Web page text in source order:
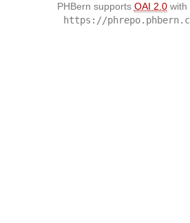
PHBern supports OAI 2.0with
https://